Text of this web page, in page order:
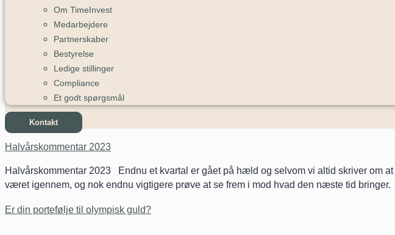
Om TimeInvest
Medarbejdere
Partnerskaber
Bestyrelse
Ledige stillinger
Compliance
Et godt spørgsmål
Kontakt
Halvårskommentar 2023
Halvårskommentar 2023 Endnu et kvartal er gået på hæld og selvom vi altid skriver om
været igennem, og nok endnu vigtigere prøve at se frem i mod hvad den næste tid
Er din portefølje til olympisk guld?